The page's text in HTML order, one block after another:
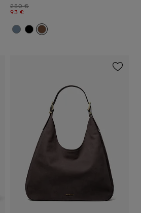
Zuvor
250 €
Jetzt
93 €